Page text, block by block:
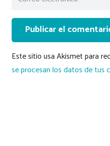
Publicar el
Este sitio usa Akismet para
se procesan los datos de tus